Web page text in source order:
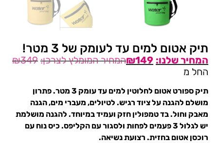
תיק אטום למים עד לעומק של 3 מטר!
₪349 ₪149
החל מ
תיק ספורט אטום לחלוטין למים עד עומק 3 מטר. פתרון
מושלם להגנה על ציוד רגיש. לטיולים, מעברי מים, הגנה
מאבק וחול. בד טמפולין חזק ועמיד במיוחד. להגנה מושלמת
יש לגלול 3 פעמים לפחות ולסגור עם הקליפס. כיס נוח עם
רוכסן אטום בחזית. רצועת נשיאה.